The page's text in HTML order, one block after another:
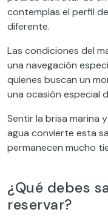
contemplas el perfil
diferente.
Las condiciones del
una navegación
quienes buscan un
una ocasión especial
Sentir la brisa marina
agua convierte esta
permanecen mucho
¿Qué debes
reservar?